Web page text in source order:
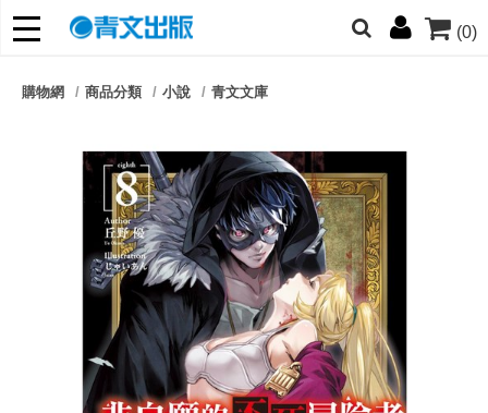
(0)
朋友們，提高警覺！
購物網 商品分類 小說 青文文庫